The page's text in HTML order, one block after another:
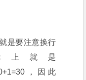
是要注意换行
上就是
，因此